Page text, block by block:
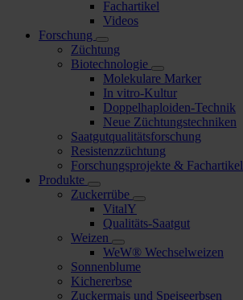
Fachartikel
Videos
Forschung
Züchtung
Biotechnologie
Molekulare Marker
In vitro-Kultur
Doppelhaploiden-Technik
Neue Züchtungstechniken
Saatgutqualitätsforschung
Resistenzzüchtung
Forschungsprojekte & Fachartikel
Produkte
Zuckerrübe
VitalY
Qualitäts-Saatgut
Weizen
WeW® Wechselweizen
Sonnenblume
Kichererbse
Zuckermais und Speiseerbsen